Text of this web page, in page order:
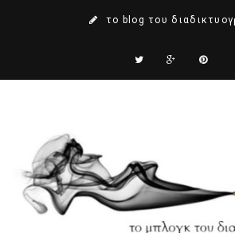
το blog του